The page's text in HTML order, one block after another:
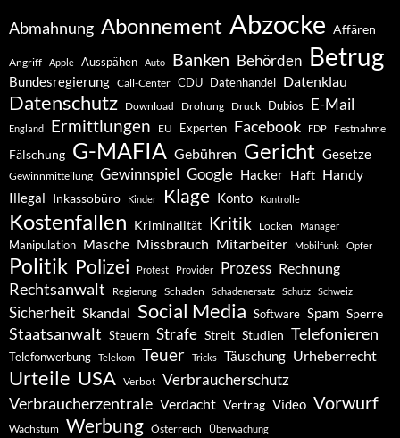
Abmahnung Abonnement Abzocke Affären
Angriff Apple Ausspähen Auto Banken Behörden Betrug
Bundesregierung Call-Center CDU Datenhandel Datenklau
Datenschutz Download Drohung Druck Dubios E-Mail
England Ermittlungen EU Experten Facebook FDP Festnahme
Fälschung G-MAFIA Gebühren Gericht Gesetze
Gewinnmitteilung Gewinnspiel Google Hacker Haft Handy
Illegal Inkassobüro Kinder Klage Konto Kontrolle
Kostenfallen Kriminalität Kritik Locken Manager
Manipulation Masche Missbrauch Mitarbeiter Mobilfunk Opfer
Politik Polizei Protest Provider Prozess Rechnung
Rechtsanwalt Regierung Schaden Schadenersatz Schutz Schweiz
Sicherheit Skandal Social Media Software Spam Sperre
Staatsanwalt Steuern Strafe Streit Studien Telefonieren
Telefonwerbung Telekom Teuer Tricks Täuschung Urheberrecht
Urteile USA Verbot Verbraucherschutz
Verbraucherzentrale Verdacht Vertrag Video Vorwurf
Wachstum Werbung Österreich Überwachung